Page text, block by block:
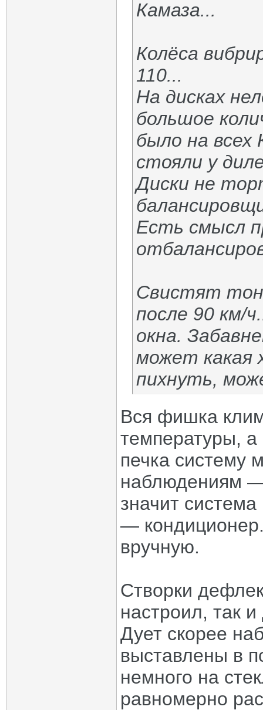
Камаза...
Колёса
110...
На дисках
большое
было на
стояли у
Диски не
Есть смысл
Свистят
после 90 км/
окна.
может какая
пихнуть,
Вся фишка
температуры, а
печка систему
наблюдениям
значит
—
вручную.
Створки
настроил, так
Дует скорее
выставлены в
немного на
равномерно